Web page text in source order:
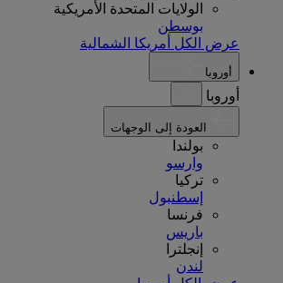
الولايات المتحدة الأمريكية
بوسطن
عرض الكل أمريكا الشمالية
أوروبا
أوروبا
بولندا
وارسو
تركيا
إسطنبول
فرنسا
باريس
إنجلترا
لندن